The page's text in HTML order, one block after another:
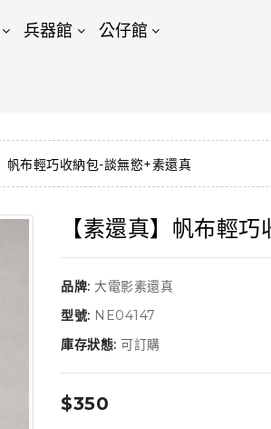
兵器館 公仔館
帆布輕巧收納包-談無慾+素還真
【素還真】帆布輕
品牌: 大電影素還真
型號: NE04147
庫存狀態: 可訂購
$350